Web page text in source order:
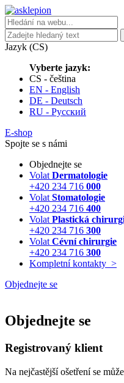
Jazyk (CS)
Vyberte jazyk:
CS - čeština
EN - English
DE - Deutsch
RU - Русский
E-shop
Spojte se s námi
Objednejte se
Volat Dermatologie
+420 234 716 000
Volat Stomatologie
+420 234 716 400
Volat Plastická
+420 234 716 300
Volat Cévní chirurgie
+420 234 716 300
Kompletní kontakty >
Objednejte se
Objednejte se
Registrovaný klient
Na nejčastější ošetření se